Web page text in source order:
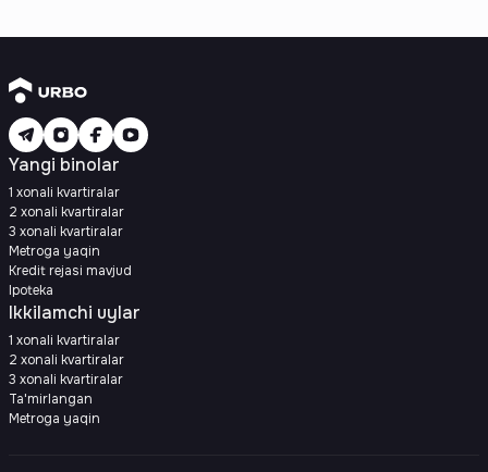
Yangi binolar
1 xonali kvartiralar
2 xonali kvartiralar
3 xonali kvartiralar
Metroga yaqin
Kredit rejasi mavjud
Ipoteka
Ikkilamchi uylar
1 xonali kvartiralar
2 xonali kvartiralar
3 xonali kvartiralar
Ta'mirlangan
Metroga yaqin